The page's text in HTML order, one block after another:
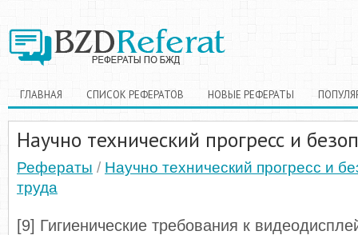
ГЛАВНАЯ СПИСОК РЕФЕРАТОВ НОВЫЕ РЕФЕРАТЫ
Научно технический прогресс и
Рефераты / Научно технический прогресс и
труда
[9] Гигиенические требования к